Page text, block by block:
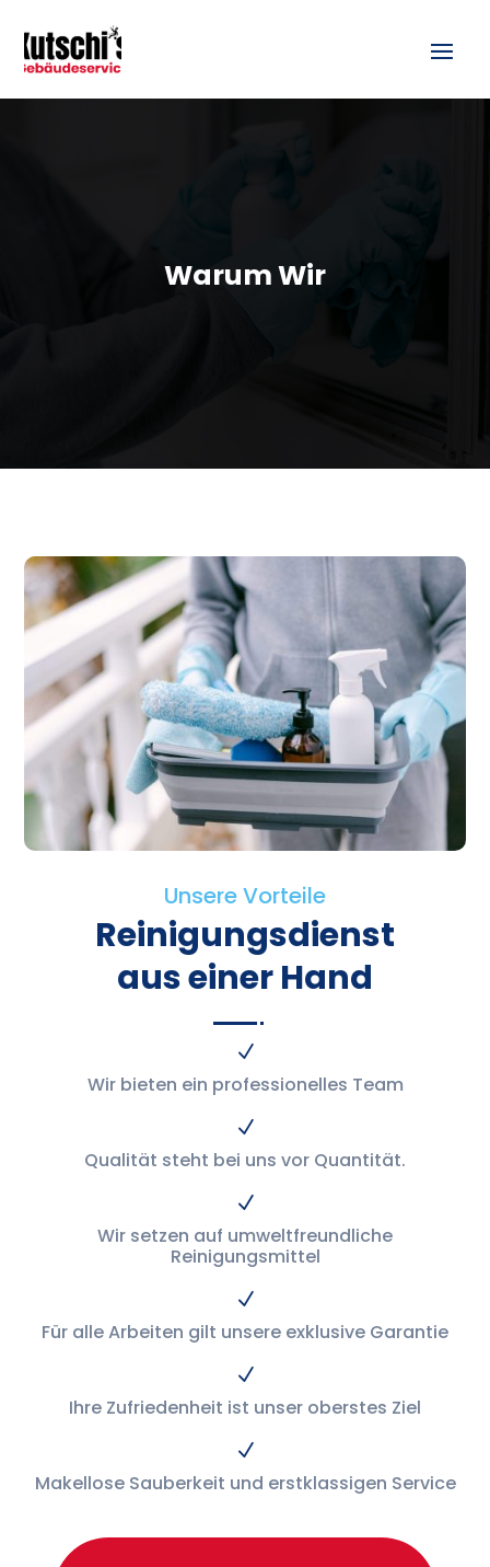
Warum Wir
Unsere Vorteile
Reinigungsdienst
aus einer Hand
N
Wir bieten ein professionelles Team
N
Qualität steht bei uns vor Quantität.
N
Wir setzen auf umweltfreundliche
Reinigungsmittel
N
Für alle Arbeiten gilt unsere exklusive Garantie
N
Ihre Zufriedenheit ist unser oberstes Ziel
N
Makellose Sauberkeit und erstklassigen Service